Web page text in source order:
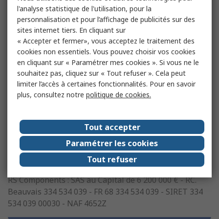
ATTRIBUTION DE COMPETENCE – DROIT APPLICABLE
Le droit français, à l'exclusion des dispositions
relatives aux conflits de lois, régit le présent contrat à
tous égards. La disposition qui précède ne s'applique
que dans la mesure où elle ne prive pas l'autre partie
au contrat, qui est un consommateur, de la protection
qui lui est accordée par les dispositions impératives
des lois du pays où le consommateur a sa résidence
vente soumises aux présentes conditions générales de
vente sont de la compétence des juridictions au sein
desquelles le client réside ou au choix de ce dernier de
celles du lieu de la livraison effective de la chose.
RS Components : SAS au Capital de 6 200 000 € - RC.
Beauvais 334 534 039 - FR 68 334 534 039 - SIRET 334
534 039 00030 - NAF 4652Z
l'analyse statistique de l'utilisation, pour la
personnalisation et pour l’affichage de publicités sur des
sites internet tiers. En cliquant sur
« Accepter et fermer», vous acceptez le traitement des
cookies non essentiels. Vous pouvez choisir vos cookies
en cliquant sur « Paramétrer mes cookies ». Si vous ne le
souhaitez pas, cliquez sur « Tout refuser ». Cela peut
limiter l’accès à certaines fonctionnalités. Pour en savoir
plus, consultez notre politique de cookies.
Tout accepter
Paramétrer les cookies
Tout refuser